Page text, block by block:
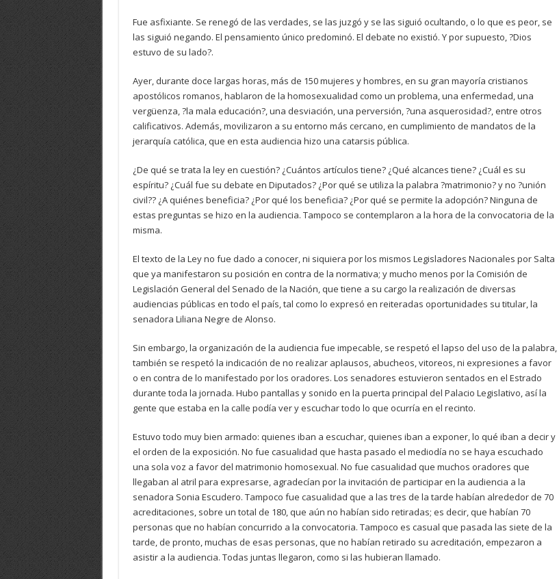
Fue asfixiante. Se renegó de las verdades, se las juzgó y se las siguió ocultando, o lo que es peor, se
las siguió negando. El pensamiento único predominó. El debate no existió. Y por supuesto, ?Dios
estuvo de su lado?.
Ayer, durante doce largas horas, más de 150 mujeres y hombres, en su gran mayoría cristianos
apostólicos romanos, hablaron de la homosexualidad como un problema, una enfermedad, una
vergüenza, ?la mala educación?, una desviación, una perversión, ?una asquerosidad?, entre otros
calificativos. Además, movilizaron a su entorno más cercano, en cumplimiento de mandatos de la
jerarquía católica, que en esta audiencia hizo una catarsis pública.
¿De qué se trata la ley en cuestión? ¿Cuántos artículos tiene? ¿Qué alcances tiene? ¿Cuál es su
espíritu? ¿Cuál fue su debate en Diputados? ¿Por qué se utiliza la palabra ?matrimonio? y no ?unión
civil?? ¿A quiénes beneficia? ¿Por qué los beneficia? ¿Por qué se permite la adopción? Ninguna de
estas preguntas se hizo en la audiencia. Tampoco se contemplaron a la hora de la convocatoria de la
misma.
El texto de la Ley no fue dado a conocer, ni siquiera por los mismos Legisladores Nacionales por Salta
que ya manifestaron su posición en contra de la normativa; y mucho menos por la Comisión de
Legislación General del Senado de la Nación, que tiene a su cargo la realización de diversas
audiencias públicas en todo el país, tal como lo expresó en reiteradas oportunidades su titular, la
senadora Liliana Negre de Alonso.
Sin embargo, la organización de la audiencia fue impecable, se respetó el lapso del uso de la palabra,
también se respetó la indicación de no realizar aplausos, abucheos, vitoreos, ni expresiones a favor
o en contra de lo manifestado por los oradores. Los senadores estuvieron sentados en el Estrado
durante toda la jornada. Hubo pantallas y sonido en la puerta principal del Palacio Legislativo, así la
gente que estaba en la calle podía ver y escuchar todo lo que ocurría en el recinto.
Estuvo todo muy bien armado: quienes iban a escuchar, quienes iban a exponer, lo qué iban a decir y
el orden de la exposición. No fue casualidad que hasta pasado el mediodía no se haya escuchado
una sola voz a favor del matrimonio homosexual. No fue casualidad que muchos oradores que
llegaban al atril para expresarse, agradecían por la invitación de participar en la audiencia a la
senadora Sonia Escudero. Tampoco fue casualidad que a las tres de la tarde habían alrededor de 70
acreditaciones, sobre un total de 180, que aún no habían sido retiradas; es decir, que habían 70
personas que no habían concurrido a la convocatoria. Tampoco es casual que pasada las siete de la
tarde, de pronto, muchas de esas personas, que no habían retirado su acreditación, empezaron a
asistir a la audiencia. Todas juntas llegaron, como si las hubieran llamado.